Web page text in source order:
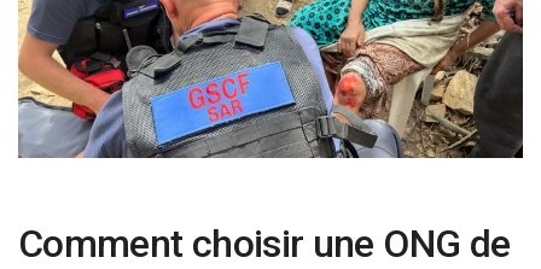
Comment choisir une ONG de